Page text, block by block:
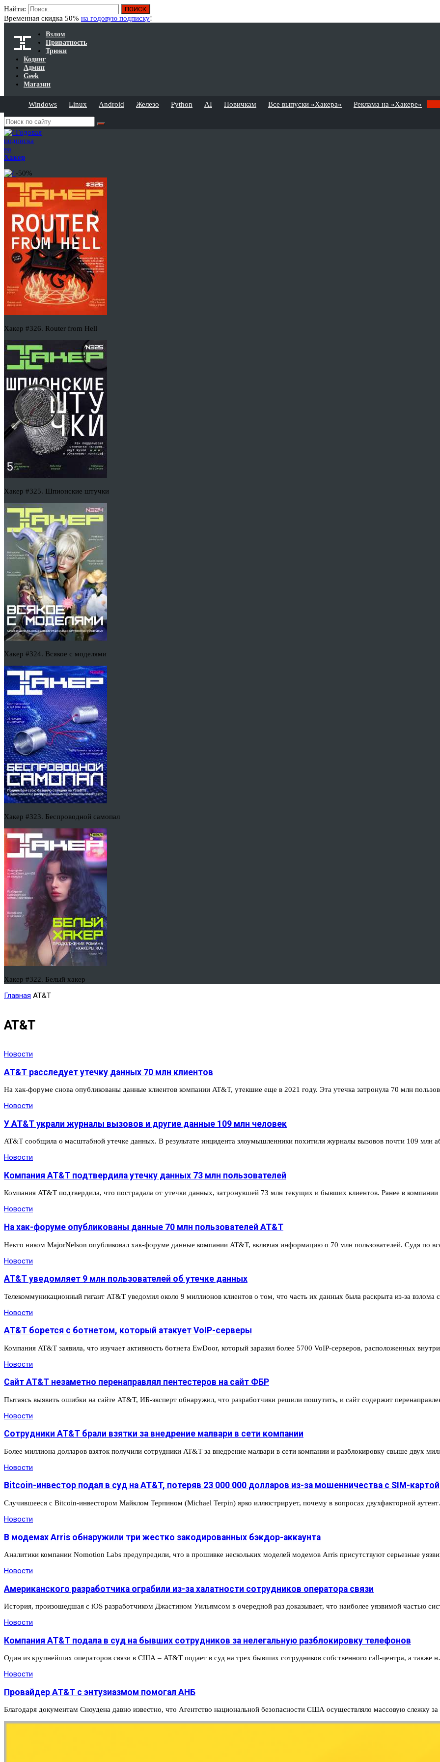
Найти:
Временная скидка 50% на годовую подписку!
Взлом
Приватность
Трюки
Кодинг
Админ
Geek
Магазин
Windows Linux Android Железо Python AI Новичкам Все выпуски «Хакера» Реклама на «Хакере»
Годовая
подписка
на
Хакер
-50%
Хакер #326. Router from Hell
Хакер #325. Шпионские штучки
Хакер #324. Всякое с моделями
Хакер #323. Беспроводной самопал
Хакер #322. Белый хакер
Главная AT&T
AT&T
Новости
AT&T расследует утечку данных 70 млн клиентов
На хак-форуме снова опубликованы данные клиентов компании AT&T, утекшие еще в 2021 году. Эта утечка затронула 70 млн
Новости
У AT&T украли журналы вызовов и другие данные 109 млн человек
AT&T сообщила о масштабной утечке данных. В результате инцидента злоумышленники похитили журналы вызовов почти 109 млн
Новости
Компания AT&T подтвердила утечку данных 73 млн пользователей
Компания AT&T подтвердила, что пострадала от утечки данных, затронувшей 73 млн текущих и бывших клиентов. Ранее в
Новости
На хак-форуме опубликованы данные 70 млн пользователей AT&T
Некто ником MajorNelson опубликовал хак-форуме данные компании AT&T, включая информацию о 70 млн пользователей. Судя по
Новости
AT&T уведомляет 9 млн пользователей об утечке данных
Телекоммуникационный гигант AT&T уведомил около 9 миллионов клиентов о том, что часть их данных была раскрыта из-за взлома
Новости
AT&T борется с ботнетом, который атакует VoIP-серверы
Компания AT&T заявила, что изучает активность ботнета EwDoor, который заразил более 5700 VoIP-серверов, расположенных
Новости
Сайт AT&T незаметно перенаправлял пентестеров на сайт ФБР
Пытаясь выявить ошибки на сайте AT&T, ИБ-эксперт обнаружил, что разработчики решили пошутить, и сайт содержит
Новости
Сотрудники AT&T брали взятки за внедрение малвари в сети компании
Более миллиона долларов взяток получили сотрудники AT&T за внедрение малвари в сети компании и разблокировку свыше двух
Новости
Bitcoin-инвестор подал в суд на AT&T, потеряв 23 000 000 долларов из-за мошенничества с SIM-картой
Случившееся с Bitcoin-инвестором Майклом Терпином (Michael Terpin) ярко иллюстрирует, почему в вопросах двухфакторной
Новости
В модемах Arris обнаружили три жестко закодированных бэкдор-аккаунта
Аналитики компании Nomotion Labs предупредили, что в прошивке нескольких моделей модемов Arris присутствуют серьезные
Новости
Американского разработчика ограбили из-за халатности сотрудников оператора связи
История, произошедшая с iOS разработчиком Джастином Уильямсом в очередной раз доказывает, что наиболее уязвимой частью
Новости
Компания AT&T подала в суд на бывших сотрудников за нелегальную разблокировку телефонов
Один из крупнейших операторов связи в США – AT&T подает в суд на трех бывших сотрудников собственного call-центра, а также
Новости
Провайдер AT&T с энтузиазмом помогал АНБ
Благодаря документам Сноудена давно известно, что Агентство национальной безопасности США осуществляло массовую слежку